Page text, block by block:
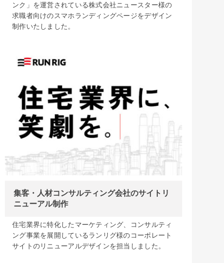
ンク」を運営されている株式会社ニュースター様の
求職者向けのスマホランディングページをデザイン
制作いたしました。
集客・人材コンサルティング会社のサイトリ
ニューアル制作
住宅業界に特化したマーケティング、コンサルティ
ング事業を展開しているランリグ様のコーポレート
サイトのリニューアルデザインを担当しました。